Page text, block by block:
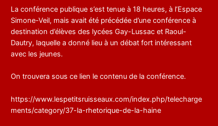
La conférence publique s’est tenue à 18 heures, à l’Espace
Simone-Veil, mais avait été précédée d’une conférence à
destination d’élèves des lycées Gay-Lussac et Raoul-
Dautry, laquelle a donné lieu à un débat fort intéressant
avec les jeunes.
On trouvera sous ce lien le contenu de la conférence.
https://www.lespetitsruisseaux.com/index.php/telecharge
ments/category/37-la-rhetorique-de-la-haine